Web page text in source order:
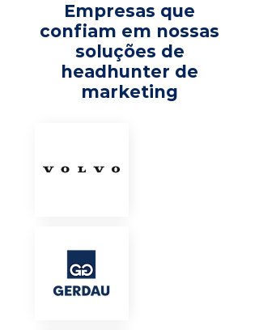
Empresas que
confiam em nossas
soluções de
headhunter de
marketing